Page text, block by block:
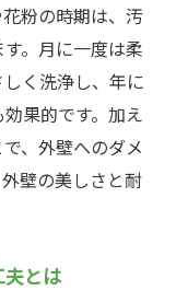
粉の時期は、汚
。月に一度は柔
く洗浄し、年に
果的です。加え
、外壁へのダメ
壁の美しさと耐
とは